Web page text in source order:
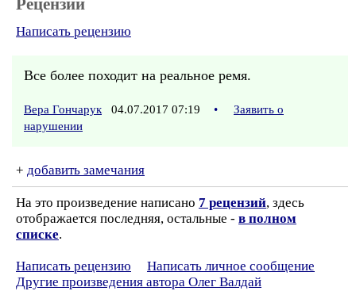
Рецензии
Написать рецензию
Все более походит на реальное ремя.
Вера Гончарук 04.07.2017 07:19 •
Заявить о
нарушении
+ добавить замечания
На это произведение написано 7 рецензий, здесь
отображается последняя, остальные - в полном
списке.
Написать рецензию
Написать личное сообщение
Другие произведения автора Олег Валдай